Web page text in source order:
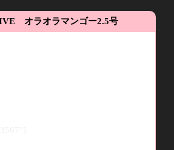
オラオラマンゴー2.5号